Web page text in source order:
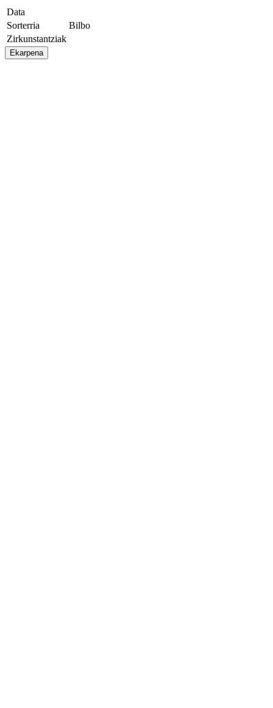
Data
Sorterria
Bilbo
Zirkunstantziak